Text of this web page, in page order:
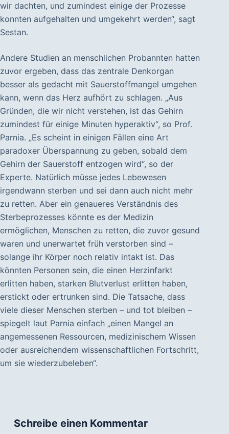
wir dachten, und zumindest einige der Prozesse
konnten aufgehalten und umgekehrt werden“, sagt
Sestan.
Andere Studien an menschlichen Probannten hatten
zuvor ergeben, dass das zentrale Denkorgan
besser als gedacht mit Sauerstoffmangel umgehen
kann, wenn das Herz aufhört zu schlagen. „Aus
Gründen, die wir nicht verstehen, ist das Gehirn
zumindest für einige Minuten hyperaktiv“, so Prof.
Parnia. „Es scheint in einigen Fällen eine Art
paradoxer Überspannung zu geben, sobald dem
Gehirn der Sauerstoff entzogen wird“, so der
Experte. Natürlich müsse jedes Lebewesen
irgendwann sterben und sei dann auch nicht mehr
zu retten. Aber ein genaueres Verständnis des
Sterbeprozesses könnte es der Medizin
ermöglichen, Menschen zu retten, die zuvor gesund
waren und unerwartet früh verstorben sind –
solange ihr Körper noch relativ intakt ist. Das
könnten Personen sein, die einen Herzinfarkt
erlitten haben, starken Blutverlust erlitten haben,
erstickt oder ertrunken sind. Die Tatsache, dass
viele dieser Menschen sterben – und tot bleiben –
spiegelt laut Parnia einfach „einen Mangel an
angemessenen Ressourcen, medizinischem Wissen
oder ausreichendem wissenschaftlichen Fortschritt,
um sie wiederzubeleben“.
Schreibe einen Kommentar